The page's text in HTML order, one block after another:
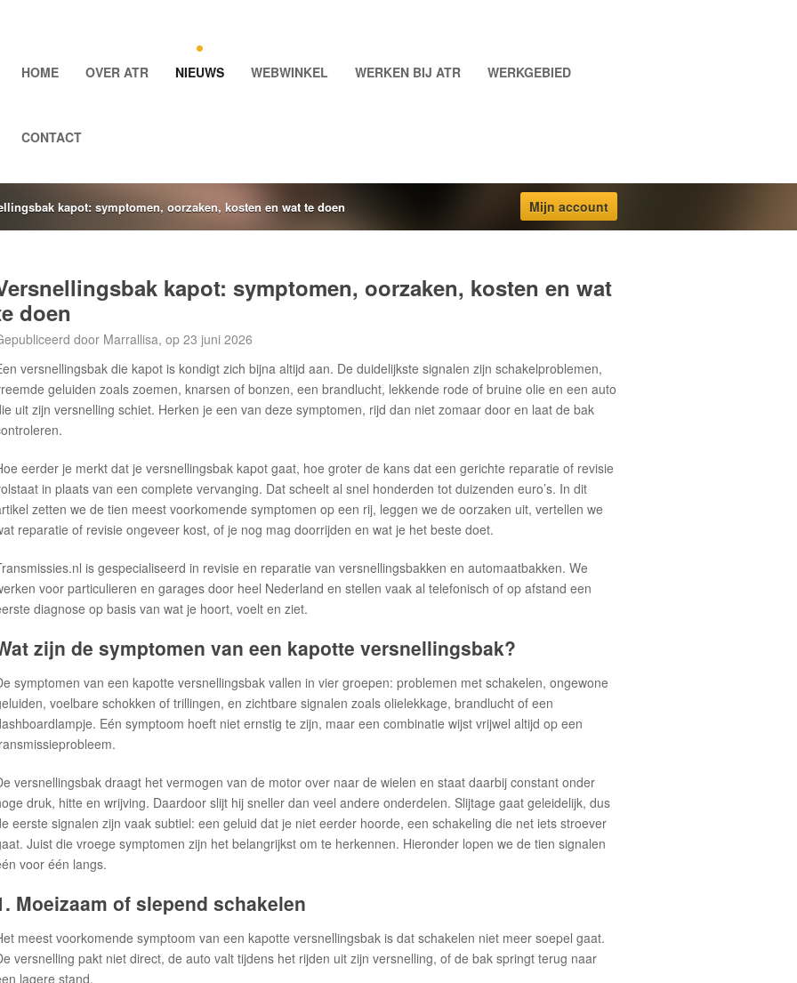
HOME OVER ATR NIEUWS WEBWINKEL WERKEN BIJ ATR WERKGEBIED
CONTACT
kapot: symptomen, oorzaken, kosten en wat te doen Mijn account
kapot: symptomen, oorzaken, kosten en wat
doen
door Marrallisa, op 23 juni 2026
versnellingsbak die kapot is kondigt zich bijna altijd aan. De duidelijkste signalen zijn schakelproblemen,
geluiden zoals zoemen, knarsen of bonzen, een brandlucht, lekkende rode of bruine olie en een auto
uit zijn versnelling schiet. Herken je een van deze symptomen, rijd dan niet zomaar door en laat de bak
eerder je merkt dat je versnellingsbak kapot gaat, hoe groter de kans dat een gerichte reparatie of revisie
in plaats van een complete vervanging. Dat scheelt al snel honderden tot duizenden euro’s. In dit
zetten we de tien meest voorkomende symptomen op een rij, leggen we de oorzaken uit, vertellen we
reparatie of revisie ongeveer kost, of je nog mag doorrijden en wat je het beste doet.
is gespecialiseerd in revisie en reparatie van versnellingsbakken en automaatbakken. We
voor particulieren en garages door heel Nederland en stellen vaak al telefonisch of op afstand een
diagnose op basis van wat je hoort, voelt en ziet.
zijn de symptomen van een kapotte versnellingsbak?
symptomen van een kapotte versnellingsbak vallen in vier groepen: problemen met schakelen, ongewone
voelbare schokken of trillingen, en zichtbare signalen zoals olielekkage, brandlucht of een
Eén symptoom hoeft niet ernstig te zijn, maar een combinatie wijst vrijwel altijd op een
versnellingsbak draagt het vermogen van de motor over naar de wielen en staat daarbij constant onder
druk, hitte en wrijving. Daardoor slijt hij sneller dan veel andere onderdelen. Slijtage gaat geleidelijk, dus
eerste signalen zijn vaak subtiel: een geluid dat je niet eerder hoorde, een schakeling die net iets stroever
Juist die vroege symptomen zijn het belangrijkst om te herkennen. Hieronder lopen we de tien signalen
voor één langs.
Moeizaam of slepend schakelen
meest voorkomende symptoom van een kapotte versnellingsbak is dat schakelen niet meer soepel gaat.
versnelling pakt niet direct, de auto valt tijdens het rijden uit zijn versnelling, of de bak springt terug naar
lagere stand.